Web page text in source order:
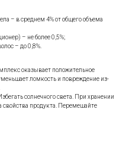
– в среднем 4% от общего объема
– не более 0,5%;
– до 0,8%.
оказывает положительное
ломкость и повреждение из-
солнечного света. При хранении
свойства продукта. Перемешайте